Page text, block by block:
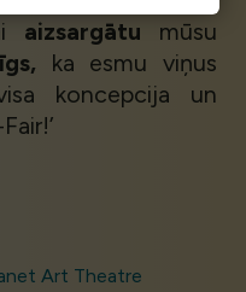
aizsargātu mūsu
ka esmu viņus
koncepcija un
Art Theatre